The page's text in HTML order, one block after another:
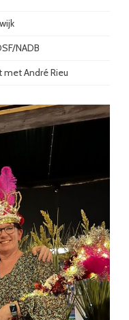
NADB
met André Rieu